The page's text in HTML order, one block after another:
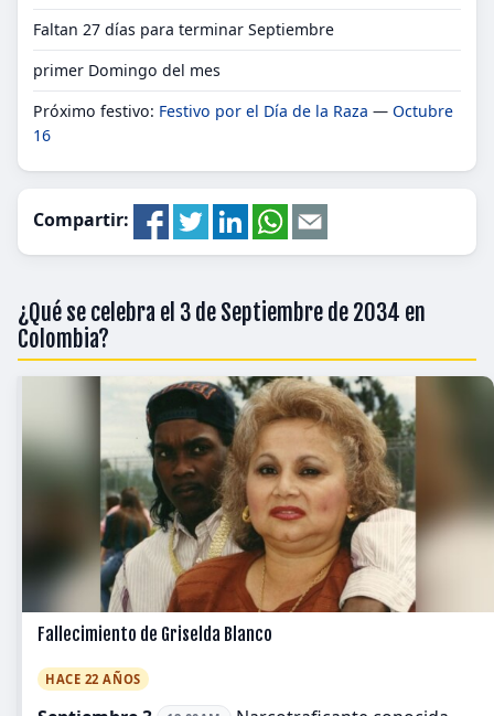
Faltan 27 días para terminar Septiembre
primer Domingo del mes
Próximo festivo: Festivo por el Día de la Raza — Octubre
16
Compartir:
¿Qué se celebra el 3 de Septiembre de 2034 en
Colombia?
Fallecimiento de Griselda Blanco
HACE 22 AÑOS